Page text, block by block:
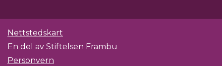
Nettstedskart
En del av Stiftelsen Frambu
Personvern